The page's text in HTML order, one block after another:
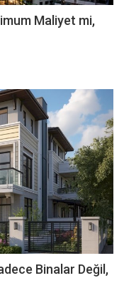
Maliyet mi,
Binalar Değil,